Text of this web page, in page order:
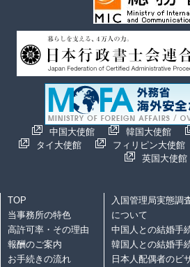
中国大使館 韓国大使館
タイ大使館
フィリピン大使館
英国大使館
TOP
当事務所の特色
高許可率・その理由
報酬のご案内
お手続きの流れ
入国管理局実態調
について
中国人との結婚手
韓国人との結婚手
日本人配偶者のビ